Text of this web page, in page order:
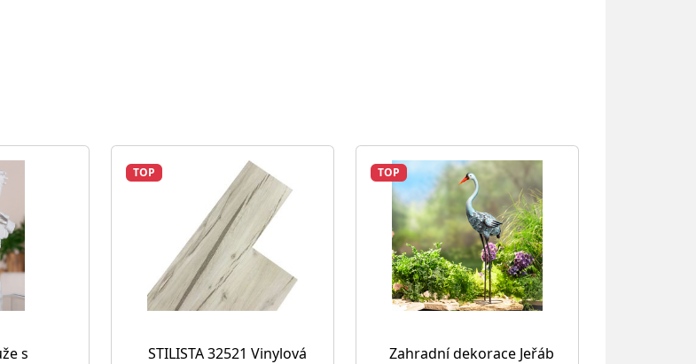
s
TOP
STILISTA 32521 Vinylová
TOP
Zahradní dekorace Jeřáb